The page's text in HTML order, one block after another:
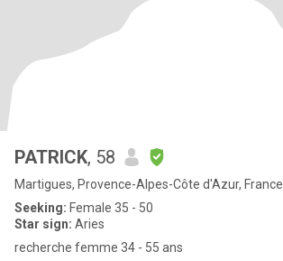
PATRICK, 58
Martigues, Provence-Alpes-Côte d'Azur, France
Seeking: Female 35 - 50
Star sign: Aries
recherche femme 34 - 55 ans